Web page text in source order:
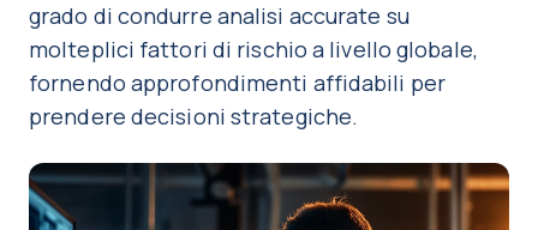
grado di condurre analisi accurate su
molteplici fattori di rischio a livello globale,
fornendo approfondimenti affidabili per
prendere decisioni strategiche.